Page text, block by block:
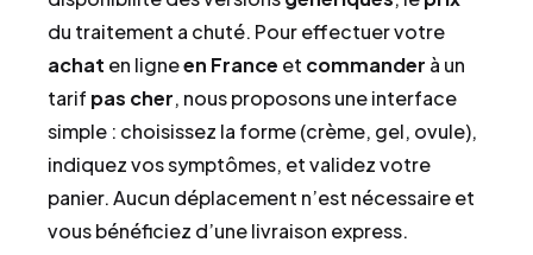
du traitement a chuté. Pour effectuer votre
achat en ligneen France et commander à un
tarif pas cher, nous proposons une interface
simple : choisissez la forme (crème, gel, ovule),
indiquez vos symptômes, et validez votre
panier. Aucun déplacement n’est nécessaire et
vous bénéficiez d’une livraison express.